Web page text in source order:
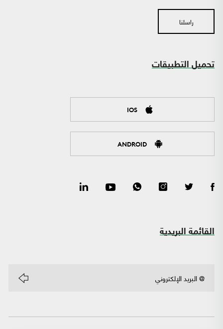
راسلنا
تحميل التطبيقات
IOS
ANDROID
القائمة البريدية